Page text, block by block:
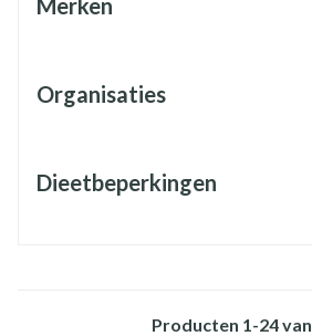
Merken
Organisaties
Dieetbeperkingen
Producten 1-24van